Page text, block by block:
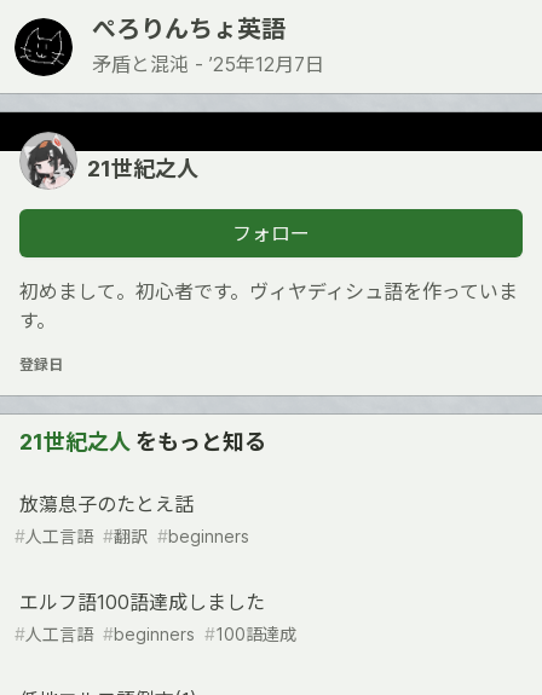
ぺろりんちょ英語
矛盾と混沌 - ’25年12月7日
21世紀之人
フォロー
初めまして。初心者です。ヴィヤディシュ語を作っていま
す。
登録日
21世紀之人 をもっと知る
放蕩息子のたとえ話
#人工言語 #翻訳 #beginners
エルフ語100語達成しました
#人工言語 #beginners #100語達成